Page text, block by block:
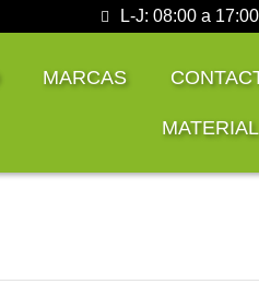
L-J: 08:00 a
MARCAS